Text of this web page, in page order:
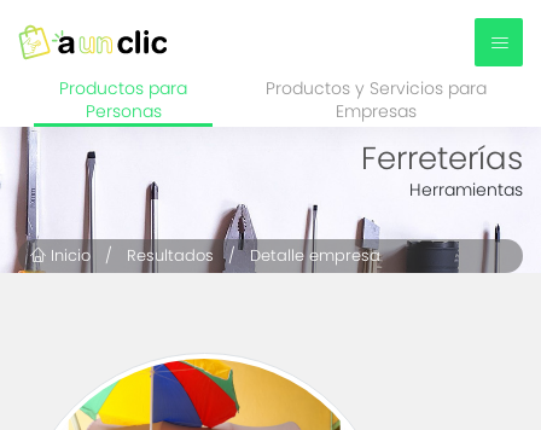
Productos para
Personas
Productos y Servicios para
Empresas
Ferreterías
Herramientas
Inicio / Resultados / Detalle empresa